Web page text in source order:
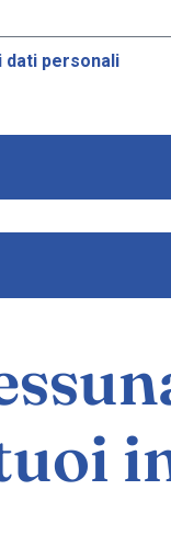
personali